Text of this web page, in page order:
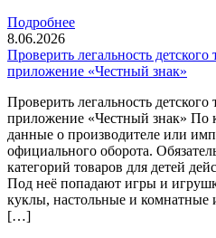
Подробнее
8.06.2026
Проверить легальность
приложение «Честный знак»
Проверить легальность
приложение «Честный знак» По
данные о производителе или
официального оборота.
категорий товаров для детей
Под неё попадают игры и
куклы, настольные и комнатные
[…]